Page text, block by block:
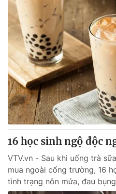
16 học sinh ngộ độc
VTV.vn - Sau khi uống trà
mua ngoài cổng trường, 16
tình trạng nôn mửa, đau